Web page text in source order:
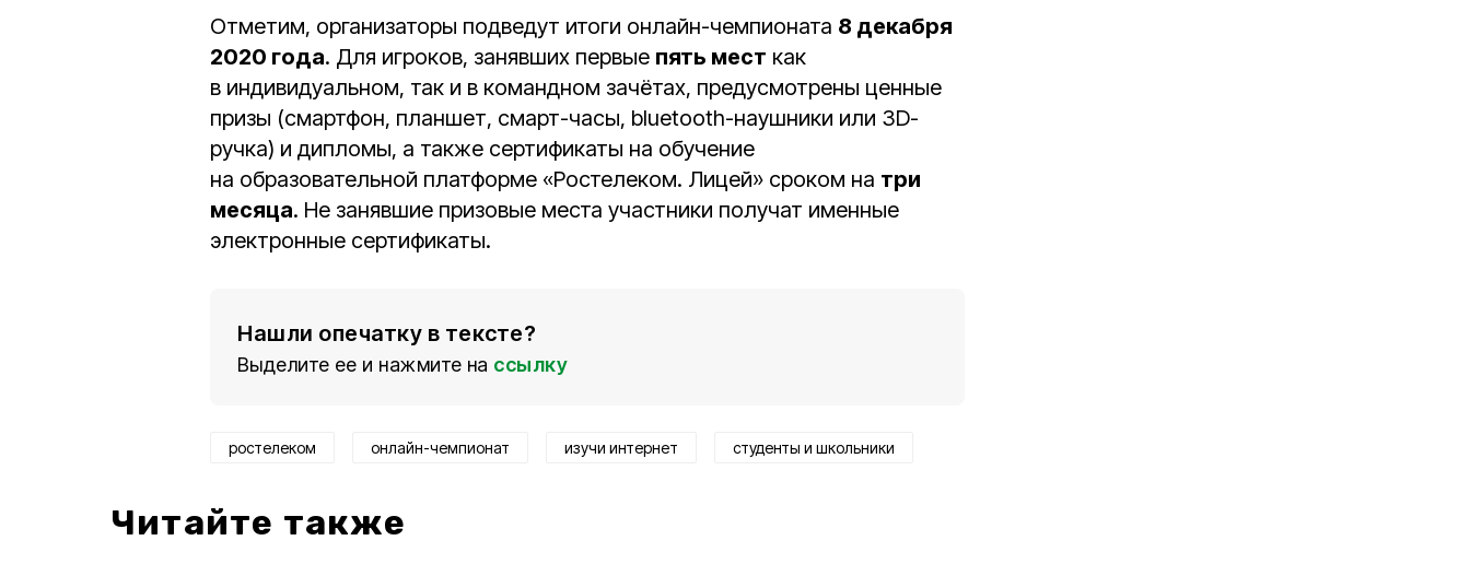
Отметим, организаторы подведут итоги онлайн-чемпионата 8 декабря
2020 года. Для игроков, занявших первые пять мест как
в индивидуальном, так и в командном зачётах, предусмотрены ценные
призы (смартфон, планшет, смарт-часы, bluetooth-наушники или 3D-
ручка) и дипломы, а также сертификаты на обучение
на образовательной платформе «Ростелеком. Лицей» сроком на три
месяца. Не занявшие призовые места участники получат именные
электронные сертификаты.
Нашли опечатку в тексте?
Выделите ее и нажмите на ссылку
ростелеком онлайн-чемпионат изучи интернет студенты и школьники
Читайте также